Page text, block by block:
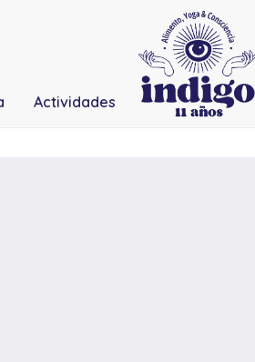
Actividades